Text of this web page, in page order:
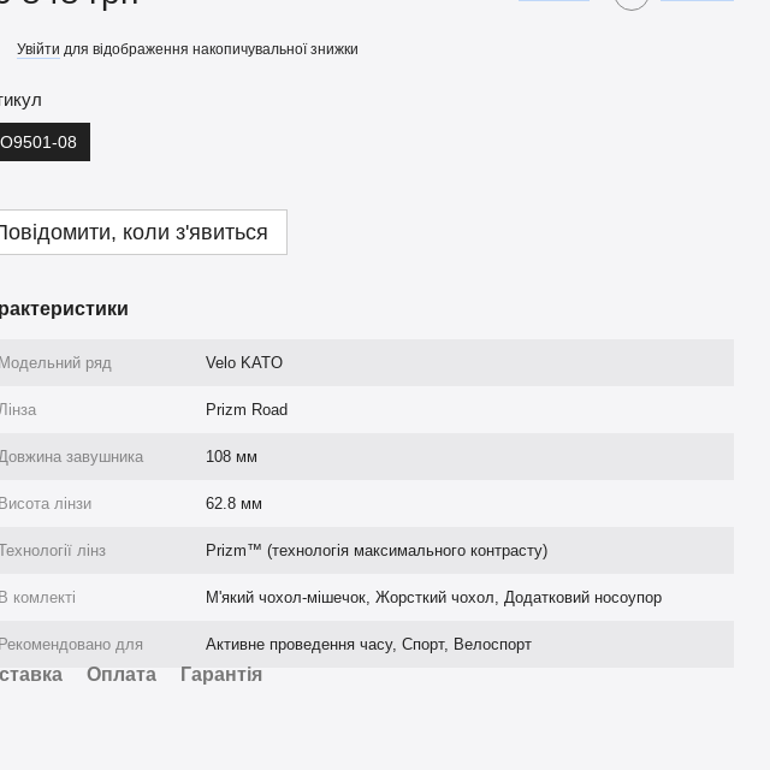
Увійти для відображення накопичувальної знижки
08
коли з'явиться
Модельний ряд Velo KATO
Prizm Road
завушника 108 мм
Висота лінзи 62.8 мм
лінз Prizm™ (технологія максимального контрасту)
В комлекті М'який чохол-мішечок, Жорсткий чохол, Додатковий носоупор
Рекомендовано для Активне проведення часу, Спорт, Велоспорт
Оплата Гарантія